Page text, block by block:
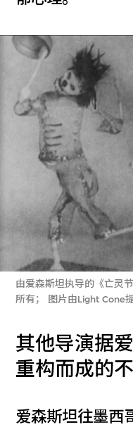
由爱森斯坦执导的《亡灵
所有； 图片由Light Cone
其他导演据
重构而成的
爱森斯坦往墨